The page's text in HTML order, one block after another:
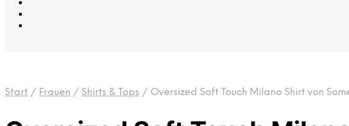
Start / Frauen / Shirts & Tops / Oversized Soft Touch Milano Shirt von